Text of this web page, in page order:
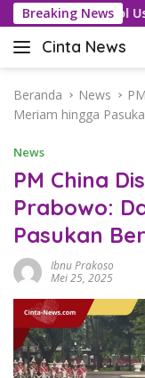
a
Breaking News
Tramadol Usai
Cinta News
C
n
t
N
e
w
s
–
a
a
r
T
e
Beranda News
Meriam hingga
News
PM China
Prabowo:
Pasukan
Ibnu Prakoso
Mei 25, 2025